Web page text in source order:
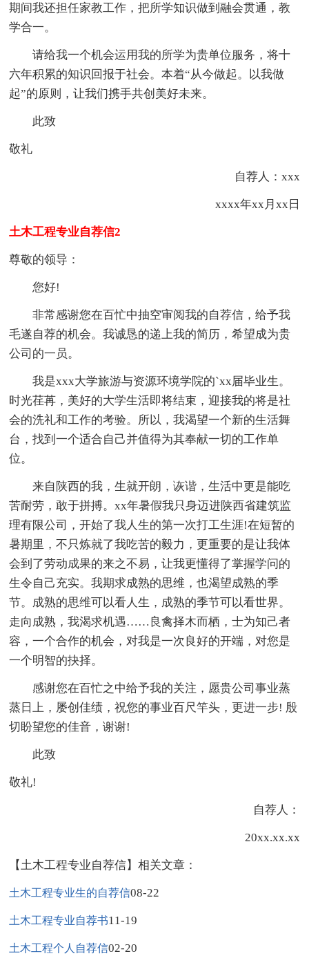
期间我还担任家教工作，把所学知识做到融会贯通，教
学合一。
请给我一个机会运用我的所学为贵单位服务，将十
六年积累的知识回报于社会。本着“从今做起。以我做
起”的原则，让我们携手共创美好未来。
此致
敬礼
自荐人：xxx
xxxx年xx月xx日
土木工程专业自荐信2
尊敬的领导：
您好!
非常感谢您在百忙中抽空审阅我的自荐信，给予我
毛遂自荐的机会。我诚恳的递上我的简历，希望成为贵
公司的一员。
我是xxx大学旅游与资源环境学院的`xx届毕业生。
时光荏苒，美好的大学生活即将结束，迎接我的将是社
会的洗礼和工作的考验。所以，我渴望一个新的生活舞
台，找到一个适合自己并值得为其奉献一切的工作单
位。
来自陕西的我，生就开朗，诙谐，生活中更是能吃
苦耐劳，敢于拼搏。xx年暑假我只身迈进陕西省建筑监
理有限公司，开始了我人生的第一次打工生涯!在短暂的
暑期里，不只炼就了我吃苦的毅力，更重要的是让我体
会到了劳动成果的来之不易，让我更懂得了掌握学问的
生令自己充实。我期求成熟的思维，也渴望成熟的季
节。成熟的思维可以看人生，成熟的季节可以看世界。
走向成熟，我渴求机遇……良禽择木而栖，士为知己者
容，一个合作的机会，对我是一次良好的开端，对您是
一个明智的抉择。
感谢您在百忙之中给予我的关注，愿贵公司事业蒸
蒸日上，屡创佳绩，祝您的事业百尺竿头，更进一步! 殷
切盼望您的佳音，谢谢!
此致
敬礼!
自荐人：
20xx.xx.xx
【土木工程专业自荐信】相关文章：
土木工程专业生的自荐信08-22
土木工程专业自荐书11-19
土木工程个人自荐信02-20